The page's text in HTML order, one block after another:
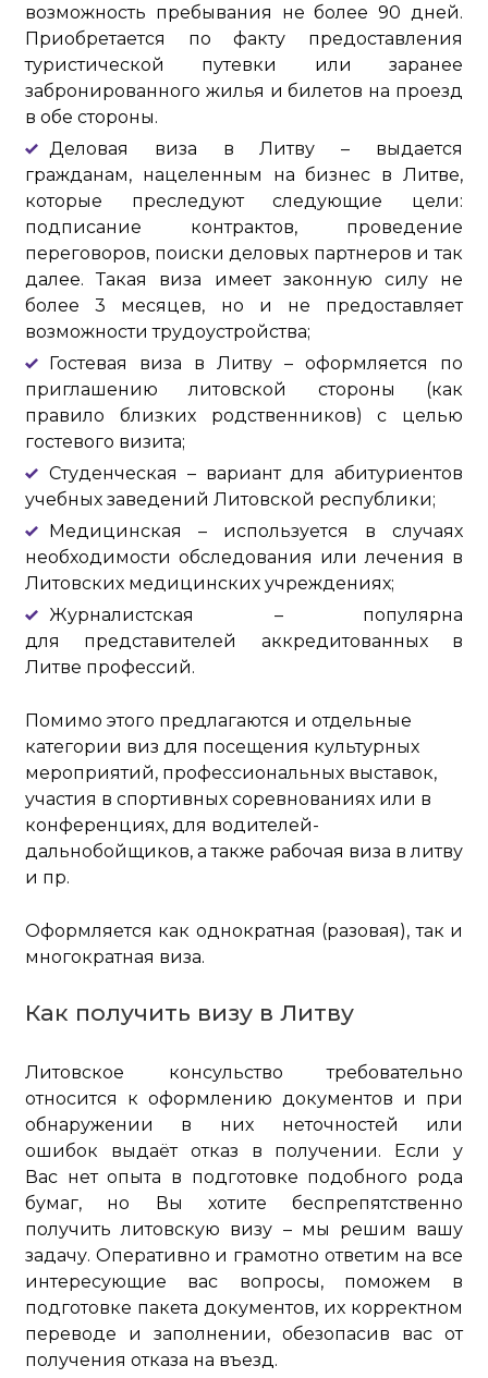
возможность пребывания не более 90 дней.
Приобретается по факту предоставления
туристической путевки или заранее
забронированного жилья и билетов на проезд
в обе стороны.
Деловая виза в Литву – выдается
гражданам, нацеленным на бизнес в Литве,
которые преследуют следующие цели:
подписание контрактов, проведение
переговоров, поиски деловых партнеров и так
далее. Такая виза имеет законную силу не
более 3 месяцев, но и не предоставляет
возможности трудоустройства;
Гостевая виза в Литву – оформляется по
приглашению литовской стороны (как
правило близких родственников) с целью
гостевого визита;
Студенческая – вариант для абитуриентов
учебных заведений Литовской республики;
Медицинская – используется в случаях
необходимости обследования или лечения в
Литовских медицинских учреждениях;
Журналистская – популярна
для представителей аккредитованных в
Литве профессий.
Помимо этого предлагаются и отдельные
категории виз для посещения культурных
мероприятий, профессиональных выставок,
участия в спортивных соревнованиях или в
конференциях, для водителей-
дальнобойщиков, а также рабочая виза в литву
и пр.
Оформляется как однократная (разовая), так и
многократная виза.
Как получить визу в Литву
Литовское консульство требовательно
относится к оформлению документов и при
обнаружении в них неточностей или
ошибок выдаёт отказ в получении. Если у
Вас нет опыта в подготовке подобного рода
бумаг, но Вы хотите беспрепятственно
получить литовскую визу – мы решим вашу
задачу. Оперативно и грамотно ответим на все
интересующие вас вопросы, поможем в
подготовке пакета документов, их корректном
переводе и заполнении, обезопасив вас от
получения отказа на въезд.